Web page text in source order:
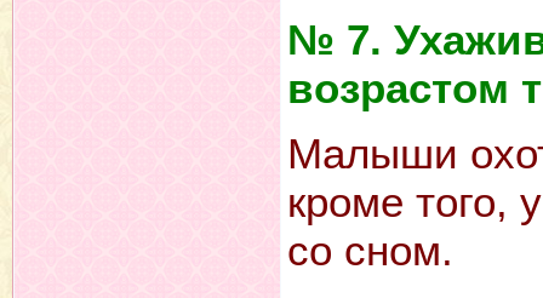
№ 7.
возрастом
Малыши
кроме того,
со сном.